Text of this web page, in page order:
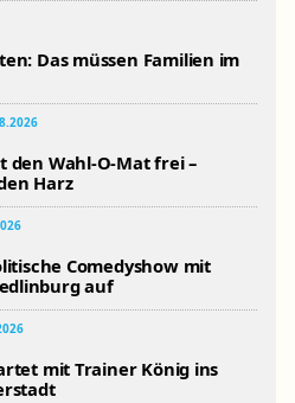
Das müssen Familien im
den Wahl-O-Mat frei –
Harz
Comedyshow mit
auf
mit Trainer König ins